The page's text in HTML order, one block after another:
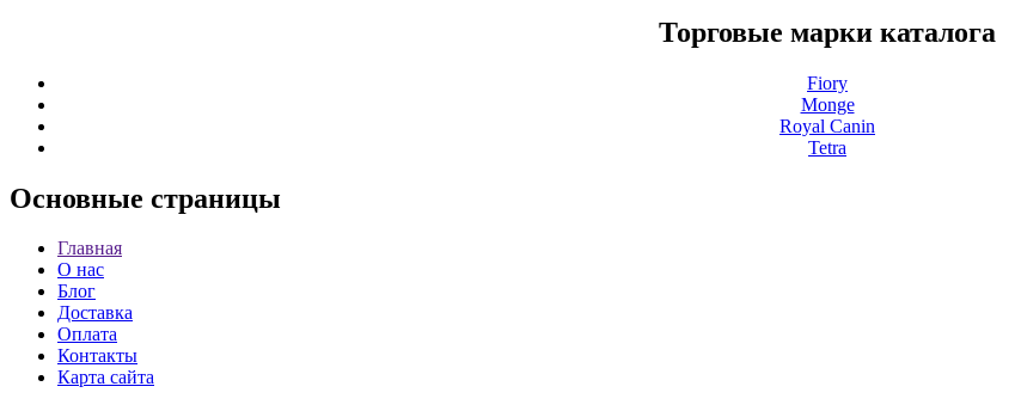
Торговые марки каталога
Fiory
Monge
Royal Canin
Tetra
Основные страницы
Главная
О нас
Блог
Доставка
Оплата
Контакты
Карта сайта